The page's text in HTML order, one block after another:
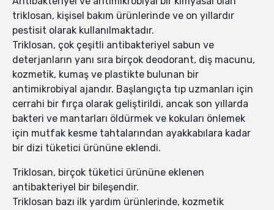
triklosan, kişisel bakım ürünlerinde ve on yıllardır
pestisit olarak kullanılmaktadır.
Triklosan, çok çeşitli antibakteriyel sabun ve
deterjanların yanı sıra birçok deodorant, diş macunu,
kozmetik, kumaş ve plastikte bulunan bir
antimikrobiyal ajandır. Başlangıçta tıp uzmanları için
cerrahi bir fırça olarak geliştirildi, ancak son yıllarda
bakteri ve mantarları öldürmek ve kokuları önlemek
için mutfak kesme tahtalarından ayakkabılara kadar
bir dizi tüketici ürününe eklendi.
Triklosan, birçok tüketici ürününe eklenen
antibakteriyel bir bileşendir.
Triklosan bazı ilk yardım ürünlerinde, kozmetik